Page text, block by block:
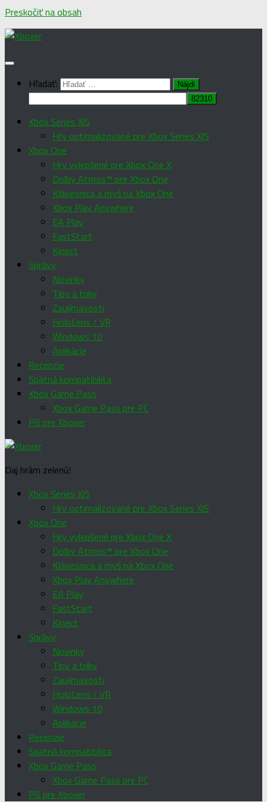
Preskočiť na obsah
Hľadať:
Xbox Series X|S
Hry optimalizované pre Xbox Series X|S
Xbox One
Hry vylepšené pre Xbox One X
Dolby Atmos™ pre Xbox One
Klávesnica a myš na Xbox One
Xbox Play Anywhere
EA Play
FastStart
Kinect
Správy
Novinky
Tipy a triky
Zaujímavosti
HoloLens / VR
Windows 10
Aplikácie
Recenzie
Spätná kompatibilita
Xbox Game Pass
Xbox Game Pass pre PC
Píš pre Xboxer
Daj hrám zelenú!
Xbox Series X|S
Hry optimalizované pre Xbox Series X|S
Xbox One
Hry vylepšené pre Xbox One X
Dolby Atmos™ pre Xbox One
Klávesnica a myš na Xbox One
Xbox Play Anywhere
EA Play
FastStart
Kinect
Správy
Novinky
Tipy a triky
Zaujímavosti
HoloLens / VR
Windows 10
Aplikácie
Recenzie
Spätná kompatibilita
Xbox Game Pass
Xbox Game Pass pre PC
Píš pre Xboxer